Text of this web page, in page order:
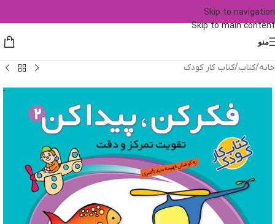
Skip to navigation
Skip to main content
منو
خانه/کتاب/کتاب کار کودک